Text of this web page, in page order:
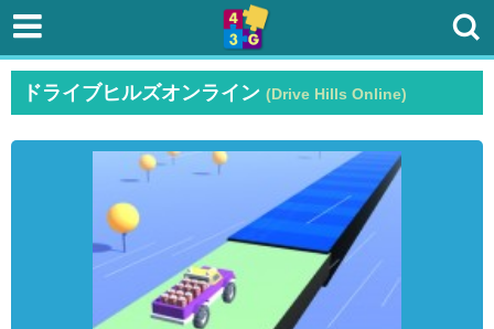
ドライブヒルズオンライン (Drive Hills Online)